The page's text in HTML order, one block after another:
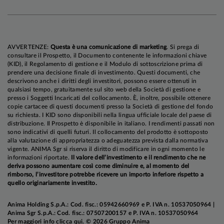
caratterizzato la fine del 2025 e l'inizio del 2026,
settore, nonché dalle evidenze di accelerazione
del tasso di utilizzo da parte delle imprese
(l'indice dei semiconduttori SOX ha registrato
una stringa di 18 sedute consecutive positive in
aprile, la più lunga nei suoi 32 anni di storia). Sul
fronte dei fondamentali aziendali, negli ultimi tre
mesi le stime di crescita degli utili sono state
riviste al rialzo in tutte le maggiori aree
geografiche, nonostante l'impennata dei prezzi
dell'energia, e, benché lareporting season
appena iniziata, è incoraggiante notare che la
target fissati per l'anno resta molto elevata.
AVVERTENZE: Questa è una comunicazione di marketing. Si prega di
consultare il Prospetto, il Documento contenente le informazioni chiave
(KID), il Regolamento di gestione e il Modulo di sottoscrizione prima di
prendere una decisione finale di investimento. Questi documenti, che
descrivono anche i diritti degli investitori, possono essere ottenuti in
qualsiasi tempo, gratuitamente sul sito web della Società di gestione e
presso i Soggetti Incaricati del collocamento. È, inoltre, possibile ottenere
copie cartacee di questi documenti presso la Società di gestione del fondo
su richiesta. I KID sono disponibili nella lingua ufficiale locale del paese di
distribuzione. Il Prospetto è disponibile in italiano. I rendimenti passati non
sono indicativi di quelli futuri. Il collocamento del prodotto è sottoposto
alla valutazione di appropriatezza o adeguatezza prevista dalla normativa
vigente. ANIMA Sgr si riserva il diritto di modificare in ogni momento le
informazioni riportate.
Il valore dell’investimento e il rendimento che ne
deriva possono aumentare così come diminuire e, al momento del
rimborso, l’investitore potrebbe ricevere un importo inferiore rispetto a
quello originariamente investito.
Anima Holding S.p.A.: Cod. fisc.: 05942660969 e P. IVA n. 10537050964 |
Anima Sgr S.p.A.: Cod. fisc.: 07507200157 e P. IVA n. 10537050964
Per maggiori infoclicca qui. © 2026 Gruppo Anima